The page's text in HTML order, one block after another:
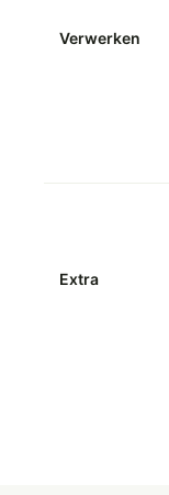
Verwerken
Extra